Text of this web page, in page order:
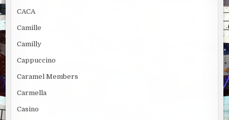
CACA
Camille
Camilly
Cappuccino
Caramel Members
Carmella
Casino